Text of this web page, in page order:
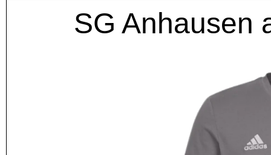
SG Anhausen